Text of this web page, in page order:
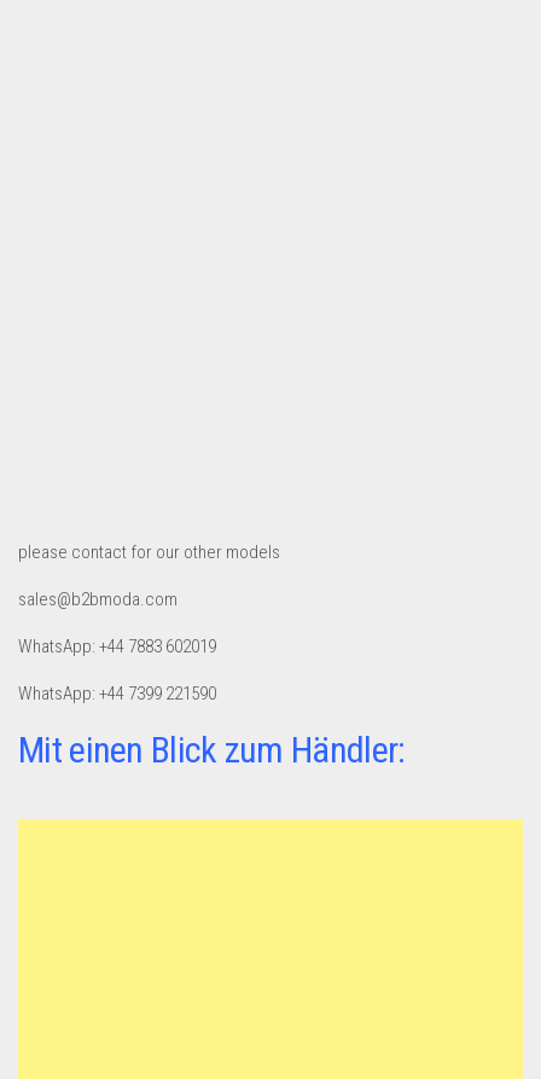
please contact for our other models
sales@b2bmoda.com
WhatsApp: +44 7883 602019
WhatsApp: +44 7399 221590
Mit einen Blick zum Händler: